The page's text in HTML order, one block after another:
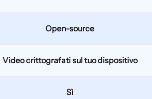
Open-source
Video crittografati sul tuo dispositivo
Sì